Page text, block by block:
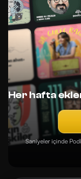
Her hafta
Saniyeler içinde